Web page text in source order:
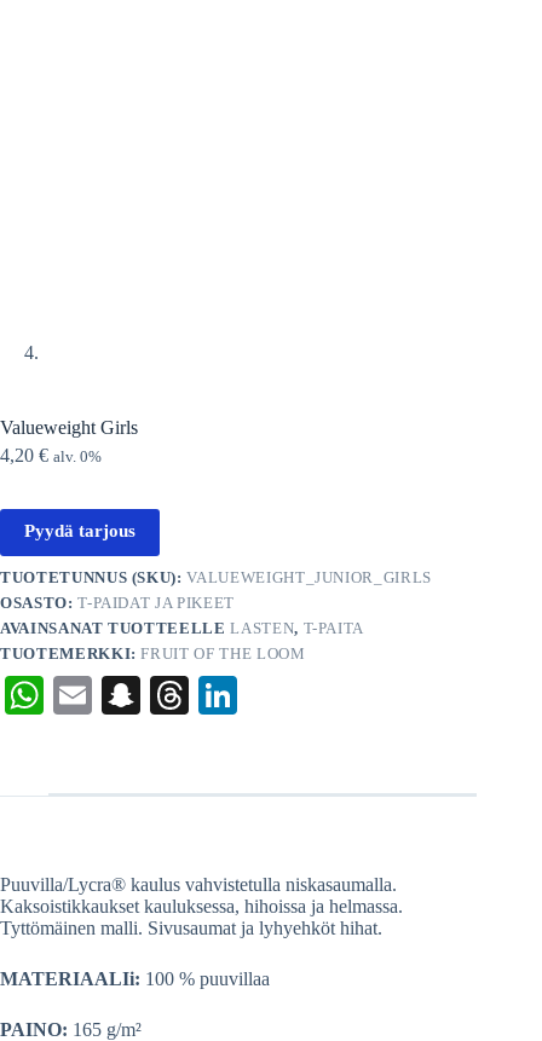
Valueweight Girls
4,20 € alv. 0%
Pyydä tarjous
TUOTETUNNUS (SKU):VALUEWEIGHT_JUNIOR_GIRLS
OSASTO:T-PAIDAT JA PIKEET
AVAINSANAT TUOTTEELLELASTEN, T-PAITA
TUOTEMERKKI:FRUIT OF THE LOOM
W
A
E
S
ha
T
ds In
Puuvilla/Lycra® kaulus vahvistetulla niskasaumalla.
Kaksoistikkaukset kauluksessa, hihoissa ja helmassa.
Tyttömäinen malli. Sivusaumat ja lyhyehköt hihat.
MATERIAALIi: 100 % puuvillaa
PAINO: 165 g/m²